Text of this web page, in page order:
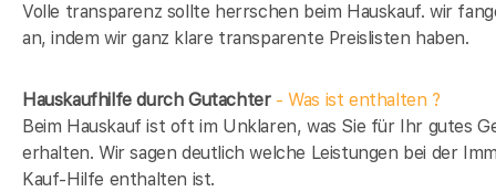
Volle transparenz sollte herrschen beim Hauskauf. wir
an, indem wir ganz klare transparente Preislisten haben.
Hauskaufhilfe durch Gutachter- Was ist enthalten ?
Beim Hauskauf ist oft im Unklaren, was Sie für Ihr gutes
erhalten. Wir sagen deutlich welche Leistungen bei der
Kauf-Hilfe enthalten ist.